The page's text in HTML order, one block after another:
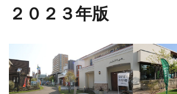
２０２３年版